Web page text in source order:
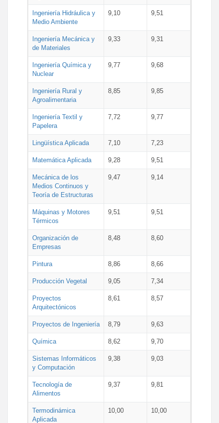
Ingeniería Hidráulica y
Medio Ambiente
9,10 9,51
Ingeniería Mecánica y
de Materiales
9,33 9,31
Ingeniería Química y
Nuclear
9,77 9,68
Ingeniería Rural y
Agroalimentaria
8,85 9,85
Ingeniería Textil y
Papelera
7,72 9,77
Lingüística Aplicada 7,10 7,23
Matemática Aplicada 9,28 9,51
Mecánica de los
Medios Continuos y
Teoría de Estructuras
9,47 9,14
Máquinas y Motores
Térmicos
9,51 9,51
Organización de
Empresas
8,48 8,60
Pintura 8,86 8,66
Producción Vegetal 9,05 7,34
Proyectos
Arquitectónicos
8,61 8,57
Proyectos de Ingeniería 8,79 9,63
Química 8,62 9,70
Sistemas Informáticos
y Computación
9,38 9,03
Tecnología de
Alimentos
9,37 9,81
Termodinámica
Aplicada
10,00 10,00